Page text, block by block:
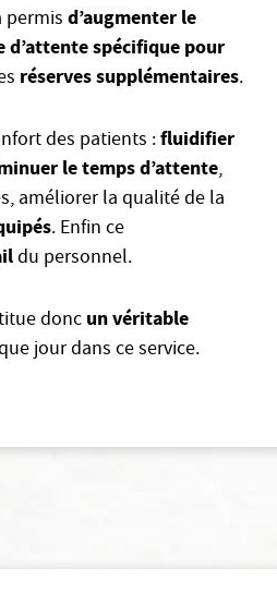
permis d’augmenter le
d’attente spécifique pour
réserves supplémentaires.
des patients :fluidifier
le temps d’attente,
améliorer la qualité de la
. Enfin ce
du personnel.
donc un véritable
jour dans ce service.